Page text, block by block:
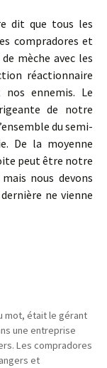
dit que tous les
compradores et
mèche avec les
réactionnaire
ennemis. Le
de notre
du semi-
De la moyenne
peut être notre
nous devons
ne vienne
mot, était le gérant
une entreprise
Les compradores
et